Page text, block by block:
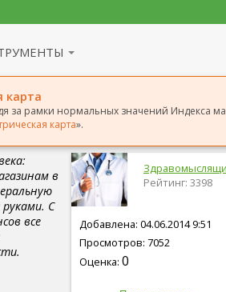
карта
за рамки нормальных значений Индекса
карта».
Рейтинг: 3398
Добавлена: 04.06.2014 9:51
Просмотров: 7052
Оценка: 0
в
С
все